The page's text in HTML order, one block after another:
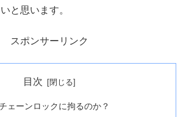
と思います。
スポンサーリンク
目次
ェーンロックに拘るのか？